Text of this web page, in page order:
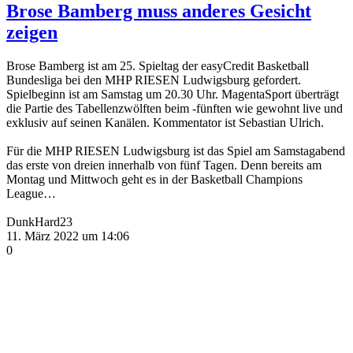
Brose Bamberg muss anderes Gesicht
zeigen
Brose Bamberg ist am 25. Spieltag der easyCredit Basketball
Bundesliga bei den MHP RIESEN Ludwigsburg gefordert.
Spielbeginn ist am Samstag um 20.30 Uhr. MagentaSport überträgt
die Partie des Tabellenzwölften beim -fünften wie gewohnt live und
exklusiv auf seinen Kanälen. Kommentator ist Sebastian Ulrich.
Für die MHP RIESEN Ludwigsburg ist das Spiel am Samstagabend
das erste von dreien innerhalb von fünf Tagen. Denn bereits am
Montag und Mittwoch geht es in der Basketball Champions
League…
DunkHard23
11. März 2022 um 14:06
0